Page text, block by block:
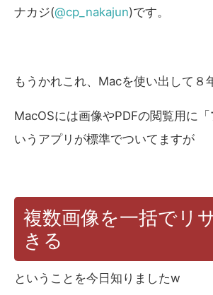
ナカジ(@cp_nakajun)です。
もうかれこれ、Macを使い出して８
MacOSには画像やPDFの閲覧用に「
いうアプリが標準でついてますが
複数画像を一括でリ
きる
ということを今日知りましたw